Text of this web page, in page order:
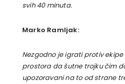
svih 40 minuta.
Marko Ramljak:
Nezgodno je igrati protiv
prostora da šutne trojku čim
upozoravani na to od strane